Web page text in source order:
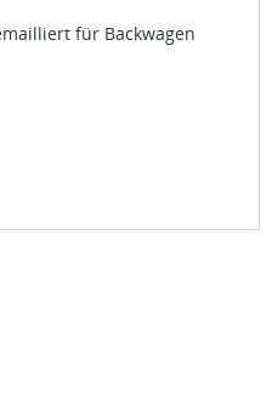
für Backwagen